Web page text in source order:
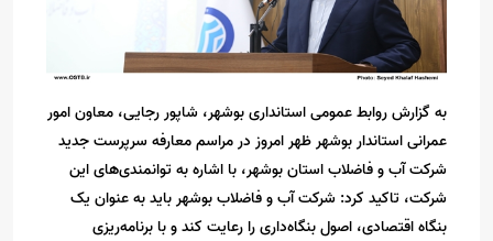
به گزارش روابط عمومی استانداری بوشهر، شاپور رجایی، معاون امور
عمرانی استاندار بوشهر ظهر امروز در مراسم معارفه سرپرست جدید
شرکت آب و فاضلاب استان بوشهر، با اشاره به توانمندی‌های این
شرکت، تاکید کرد: شرکت آب و فاضلاب بوشهر باید به عنوان یک
بنگاه اقتصادی، اصول بنگاه‌داری را رعایت کند و با برنامه‌ریزی